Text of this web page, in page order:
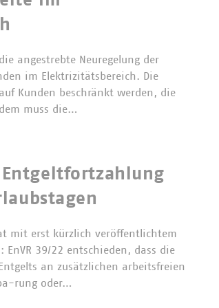
angestrebte Neuregelung der
im Elektrizitätsbereich. Die
Kunden beschränkt werden, die
muss die…
mit erst kürzlich veröffentlichtem
EnVR 39/22 entschieden, dass die
an zusätzlichen arbeitsfreien
rung oder…